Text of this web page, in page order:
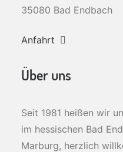
35080 Bad Endbach
Anfahrt
Über uns
Seit 1981 heißen wir
im hessischen Bad
Marburg, herzlich